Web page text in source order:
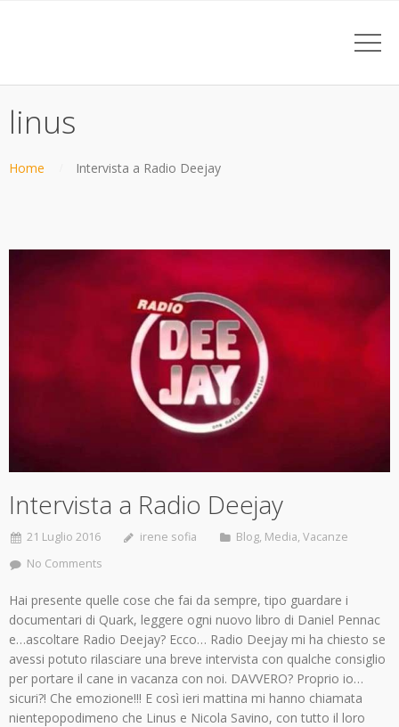
linus
Home Intervista a Radio Deejay
Intervista a Radio Deejay
21 Luglio 2016 irene sofia Blog, Media, Vacanze
No Comments
Hai presente quelle cose che fai da sempre, tipo guardare i
documentari di Quark, leggere ogni nuovo libro di Daniel Pennac
e…ascoltare Radio Deejay? Ecco… Radio Deejay mi ha chiesto se
avessi potuto rilasciare una breve intervista con qualche consiglio
per portare il cane in vacanza con noi. DAVVERO? Proprio io…
sicuri?! Che emozione!!! E così ieri mattina mi hanno chiamata
nientepopodimeno che Linus e Nicola Savino, con tutto il loro